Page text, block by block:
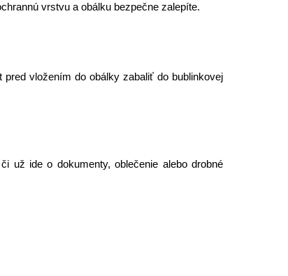
vrstvu a obálku bezpečne zalepíte.
vložením do obálky zabaliť do bublinkovej
už ide o dokumenty, oblečenie alebo drobné